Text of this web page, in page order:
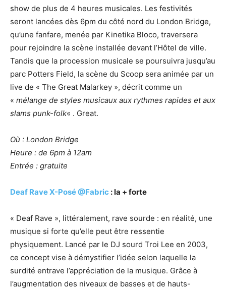
show de plus de 4 heures musicales. Les festivités
seront lancées dès 6pm du côté nord du London Bridge,
qu’une fanfare, menée par Kinetika Bloco, traversera
pour rejoindre la scène installée devant l’Hôtel de ville.
Tandis que la procession musicale se poursuivra jusqu’au
parc Potters Field, la scène du Scoop sera animée par un
live de « The Great Malarkey », décrit comme un
« mélange de styles musicaux aux rythmes rapides et aux
slams punk-folk« . Great.
Où : London Bridge
Heure : de 6pm à 12am
Entrée : gratuite
Deaf Rave X-Posé@Fabric : la + forte
« Deaf Rave », littéralement, rave sourde : en réalité, une
musique si forte qu’elle peut être ressentie
physiquement. Lancé par le DJ sourd Troi Lee en 2003,
ce concept vise à démystifier l’idée selon laquelle la
surdité entrave l’appréciation de la musique. Grâce à
l’augmentation des niveaux de basses et de hauts-